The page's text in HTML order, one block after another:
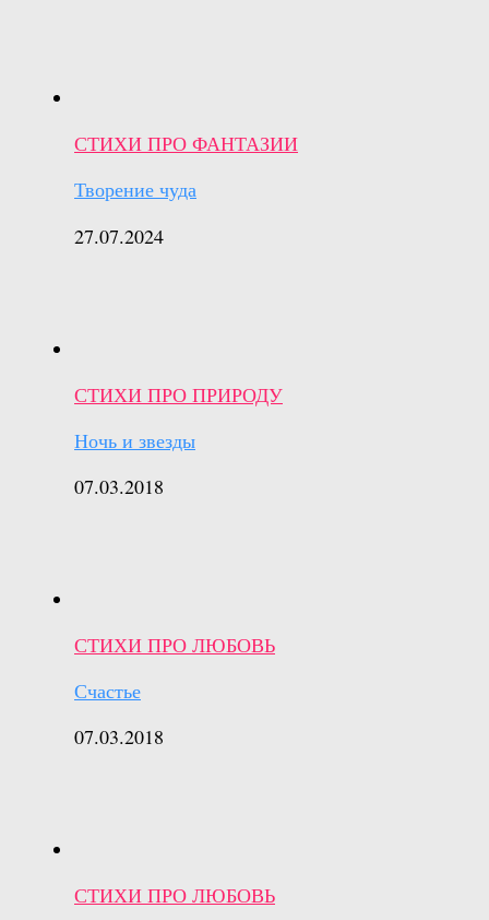
СТИХИ ПРО ФАНТАЗИИ
Творение чуда
27.07.2024
СТИХИ ПРО ПРИРОДУ
Ночь и звезды
07.03.2018
СТИХИ ПРО ЛЮБОВЬ
Счастье
07.03.2018
СТИХИ ПРО ЛЮБОВЬ